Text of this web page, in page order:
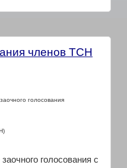
членов ТСН
голосования
голосования с